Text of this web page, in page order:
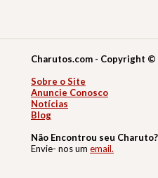
Charutos.com - Copyright ©
Sobre o Site
Anuncie Conosco
Notícias
Blog
Não Encontrou seu Charuto?
Envie- nos um email.